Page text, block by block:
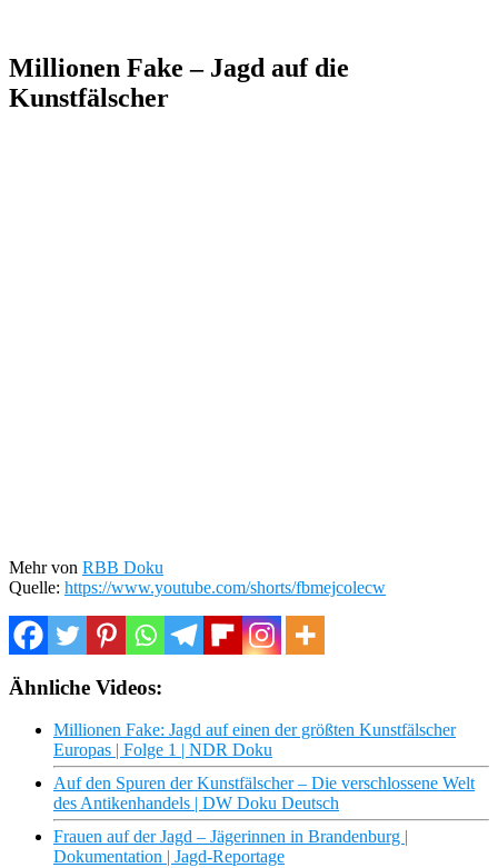
Millionen Fake – Jagd auf die
Kunstfälscher
Mehr von RBB Doku
Quelle: https://www.youtube.com/shorts/fbmejcolecw
Ähnliche Videos:
Millionen Fake: Jagd auf einen der größten Kunstfälscher
Europas | Folge 1 | NDR Doku
Auf den Spuren der Kunstfälscher – Die verschlossene Welt
des Antikenhandels | DW Doku Deutsch
Frauen auf der Jagd – Jägerinnen in Brandenburg |
Dokumentation | Jagd-Reportage